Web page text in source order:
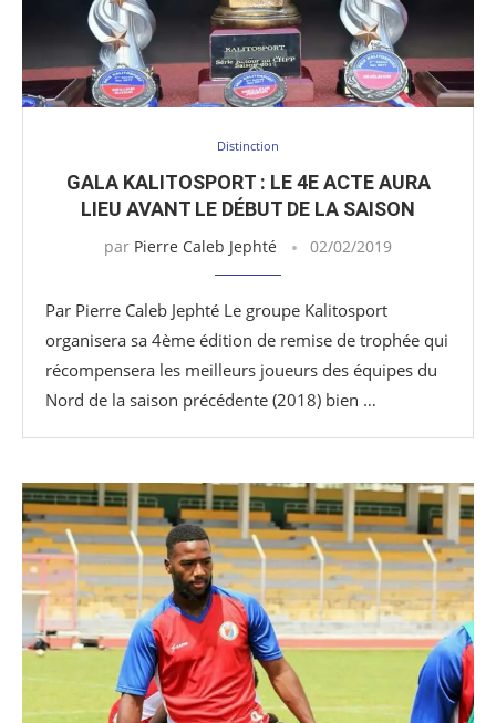
Distinction
GALA KALITOSPORT : LE 4E ACTE AURA
LIEU AVANT LE DÉBUT DE LA SAISON
par Pierre Caleb Jephté 02/02/2019
Par Pierre Caleb Jephté Le groupe Kalitosport
organisera sa 4ème édition de remise de trophée qui
récompensera les meilleurs joueurs des équipes du
Nord de la saison précédente (2018) bien …